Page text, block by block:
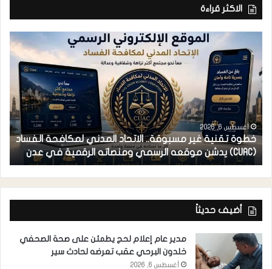
الاكثر قراءة
أغسطس 6, 2026
خطوة تقنية غير مسبوقة.. الاتحاد المدني لمكافحة الفساد
(CUAC) يدشن موقعه الرسمي ومنصاته الرقمية في عدن
أضيف حديثاً
مدير عام إعلام لحج يطمئن على صحة الصحفي
خلدون البرحي عقب تعرضه لحادث سير
أغسطس 6, 2026